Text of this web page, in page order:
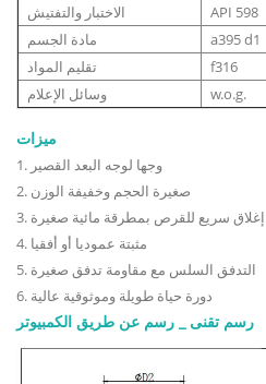
الاختبار والتفتيش
API 598
مادة الجسم
a395 d1
تقليم المواد
f316
وسائل الإعلام
w.o.g.
ميزات
1. وجها لوجه البعد القصير
2. صغيرة الحجم وخفيفة الوزن
3. إغلاق سريع للقرص بمطرقة مائية صغيرة
4. مثبتة عموديا أو أفقيا
5. التدفق السلس مع مقاومة تدفق صغيرة
6. دورة حياة طويلة وموثوقية عالية
رسم تقنى _ رسم عن طريق الكمبيوتر